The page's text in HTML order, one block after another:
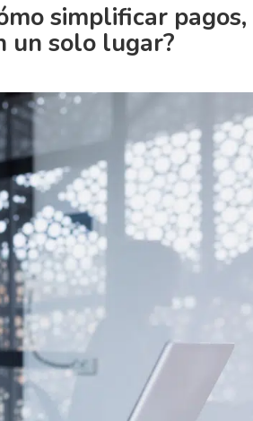
simplificar pagos,
un solo lugar?